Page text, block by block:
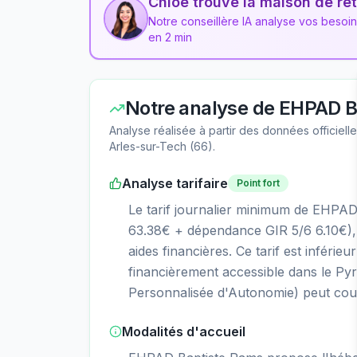
Notre conseillère IA analyse vos
en 2 min
Notre analyse de EHPAD
Analyse réalisée à partir des données
Arles-sur-Tech (66).
Analyse tarifaire Point fort
Le tarif journalier minimum de
63.38€ + dépendance GIR 5/6
aides financières. Ce tarif est
financièrement accessible dans le
Personnalisée d'Autonomie) peut
Modalités d'accueil